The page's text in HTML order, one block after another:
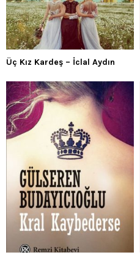
Üç Kız Kardeş – İclal Aydın